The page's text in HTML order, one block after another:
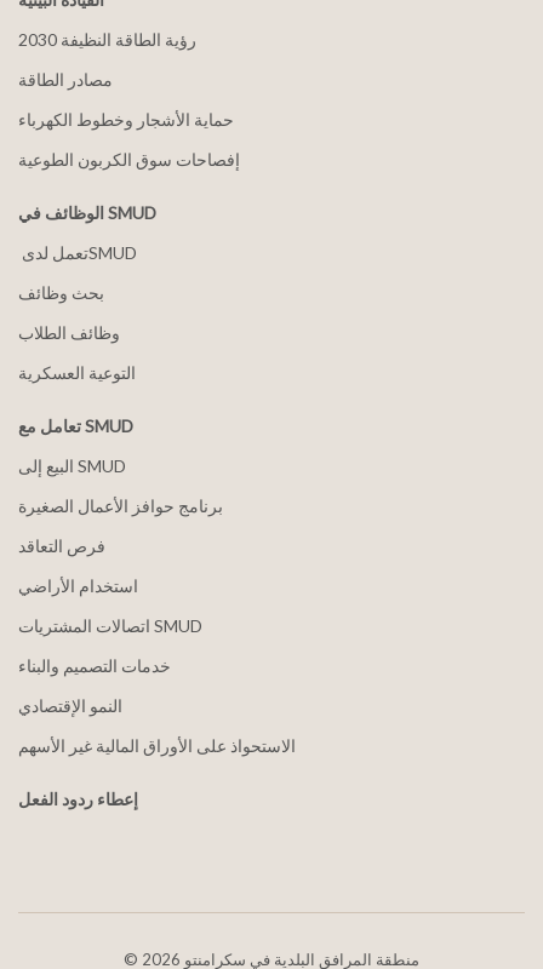
2030 رؤية الطاقة النظيفة
مصادر الطاقة
حماية الأشجار وخطوط الكهرباء
إفصاحات سوق الكربون الطوعية
الوظائف في SMUD
بحث وظائف
وظائف الطلاب
التوعية العسكرية
تعامل مع SMUD
البيع إلى SMUD
برنامج حوافز الأعمال الصغيرة
فرص التعاقد
استخدام الأراضي
اتصالات المشتريات SMUD
خدمات التصميم والبناء
النمو الإقتصادي
الاستحواذ على الأوراق المالية غير الأسهم
إعطاء ردود الفعل
© 2026 منطقة المرافق البلدية في سكرامنتو